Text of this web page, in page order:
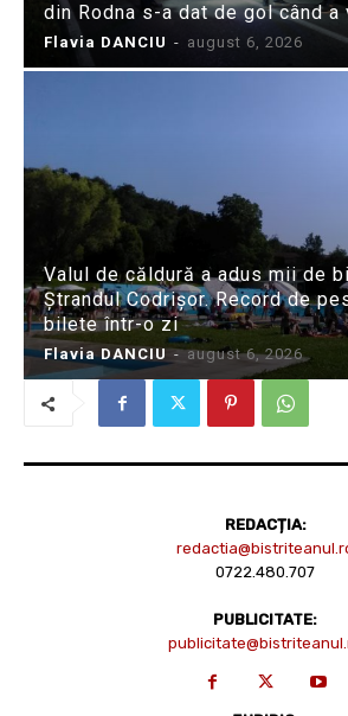
din Rodna s-a dat de gol când
Flavia DANCIU - august 6, 2026
Valul de căldură a adus mii de
Ștrandul Codrișor. Record de
bilete într-o zi
Flavia DANCIU - august 6, 2026
REDACȚIA:
0722.480.707
PUBLICITATE: